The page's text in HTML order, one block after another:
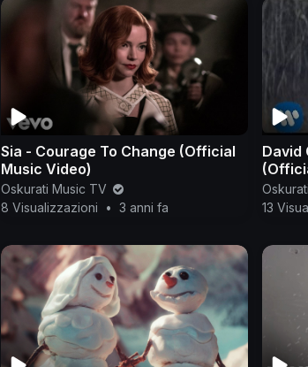
Sia - Courage To Change (Official
Music Video)
Oskurati Music TV
8 Visualizzazioni
• 3 anni fa
David
13